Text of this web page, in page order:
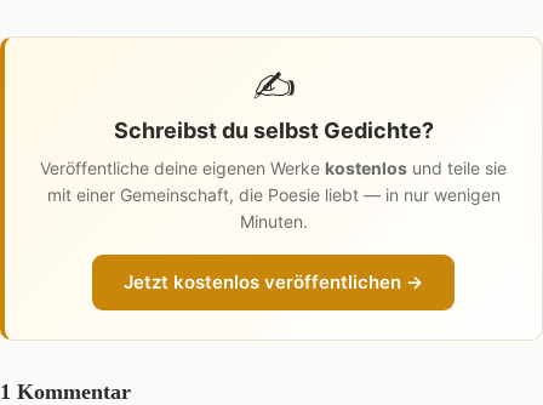
✍️
Schreibst du selbst Gedichte?
Veröffentliche deine eigenen Werke kostenlos und teile sie
mit einer Gemeinschaft, die Poesie liebt — in nur wenigen
Minuten.
Jetzt kostenlos veröffentlichen →
1 Kommentar